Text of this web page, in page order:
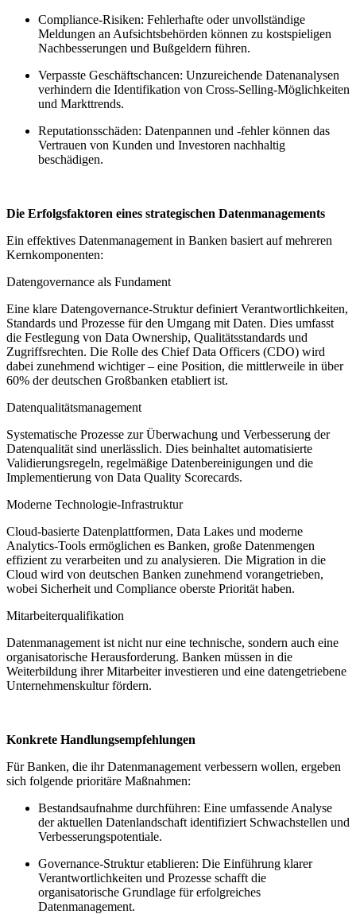
Compliance-Risiken: Fehlerhafte oder unvollständige
Meldungen an Aufsichtsbehörden können zu kostspieligen
Nachbesserungen und Bußgeldern führen.
Verpasste Geschäftschancen: Unzureichende Datenanalysen
verhindern die Identifikation von Cross-Selling-Möglichkeiten
und Markttrends.
Reputationsschäden: Datenpannen und -fehler können das
Vertrauen von Kunden und Investoren nachhaltig
beschädigen.
Die Erfolgsfaktoren eines strategischen Datenmanagements
Ein effektives Datenmanagement in Banken basiert auf mehreren
Kernkomponenten:
Datengovernance als Fundament
Eine klare Datengovernance-Struktur definiert Verantwortlichkeiten,
Standards und Prozesse für den Umgang mit Daten. Dies umfasst
die Festlegung von Data Ownership, Qualitätsstandards und
Zugriffsrechten. Die Rolle des Chief Data Officers (CDO) wird
dabei zunehmend wichtiger – eine Position, die mittlerweile in über
60% der deutschen Großbanken etabliert ist.
Datenqualitätsmanagement
Systematische Prozesse zur Überwachung und Verbesserung der
Datenqualität sind unerlässlich. Dies beinhaltet automatisierte
Validierungsregeln, regelmäßige Datenbereinigungen und die
Implementierung von Data Quality Scorecards.
Moderne Technologie-Infrastruktur
Cloud-basierte Datenplattformen, Data Lakes und moderne
Analytics-Tools ermöglichen es Banken, große Datenmengen
effizient zu verarbeiten und zu analysieren. Die Migration in die
Cloud wird von deutschen Banken zunehmend vorangetrieben,
wobei Sicherheit und Compliance oberste Priorität haben.
Mitarbeiterqualifikation
Datenmanagement ist nicht nur eine technische, sondern auch eine
organisatorische Herausforderung. Banken müssen in die
Weiterbildung ihrer Mitarbeiter investieren und eine datengetriebene
Unternehmenskultur fördern.
Konkrete Handlungsempfehlungen
Für Banken, die ihr Datenmanagement verbessern wollen, ergeben
sich folgende prioritäre Maßnahmen:
Bestandsaufnahme durchführen: Eine umfassende Analyse
der aktuellen Datenlandschaft identifiziert Schwachstellen und
Verbesserungspotentiale.
Governance-Struktur etablieren: Die Einführung klarer
Verantwortlichkeiten und Prozesse schafft die
organisatorische Grundlage für erfolgreiches
Datenmanagement.